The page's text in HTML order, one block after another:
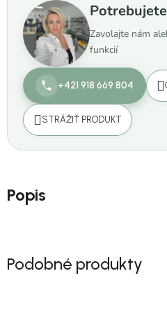
Zavolajte nám
funkcií
+421 918 669 804
STRÁŽIŤ PRODUKT
Popis
Podobné produkty